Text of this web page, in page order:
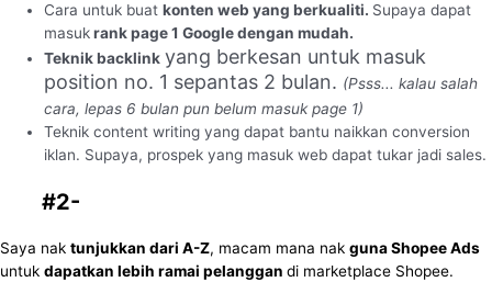
Cara untuk buat konten web yang berkualiti. Supaya dapat
masukrank page 1 Google dengan mudah.
Teknik backlink yang berkesan untuk masuk
position no. 1 sepantas 2 bulan. (Psss... kalau salah
cara, lepas 6 bulan pun belum masuk page 1)
Teknik content writing yang dapat bantu naikkan conversion
iklan. Supaya, prospek yang masuk web dapat tukar jadi sales.
#2-
Saya nak tunjukkan dari A-Z, macam mana nak guna Shopee Ads
untuk dapatkan lebih ramai pelanggan di marketplace Shopee.